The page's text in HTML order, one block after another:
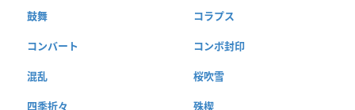
鼓舞 コラプス
コンバート コンボ封印
混乱 桜吹雪
四季折々 殊楔